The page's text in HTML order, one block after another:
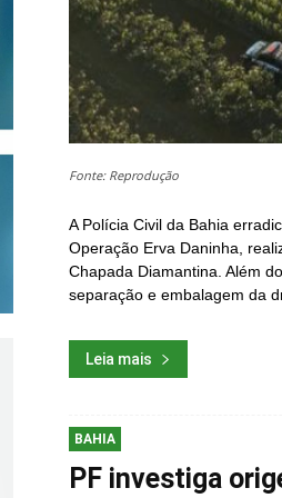
Fonte: Reprodução
A Polícia Civil da Bahia
Operação Erva Daninha,
Chapada Diamantina. Além
separação e embalagem da
Leia mais
BAHIA
PF investiga